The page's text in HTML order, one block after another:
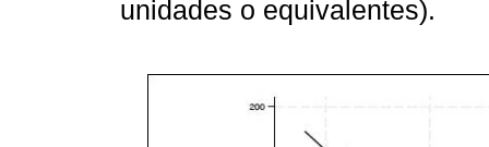
unidades o equivalentes).